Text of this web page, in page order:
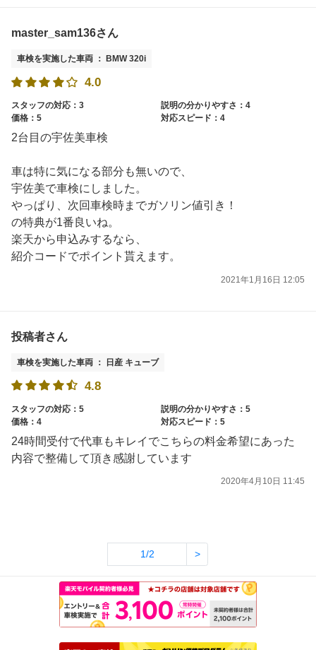
master_sam136さん
車検を実施した車両 ： BMW 320i
4.0
スタッフの対応：3
説明の分かりやすさ：4
価格：5
対応スピード：4
2台目の宇佐美車検
車は特に気になる部分も無いので、
宇佐美で車検にしました。
やっぱり、次回車検時までガソリン値引き！
の特典が1番良いね。
楽天から申込みするなら、
紹介コードでポイント貰えます。
2021年1月16日 12:05
投稿者さん
車検を実施した車両 ： 日産 キューブ
4.8
スタッフの対応：5
説明の分かりやすさ：5
価格：4
対応スピード：5
24時間受付で代車もキレイでこちらの料金希望にあった
内容で整備して頂き感謝しています
2020年4月10日 11:45
1/2 >